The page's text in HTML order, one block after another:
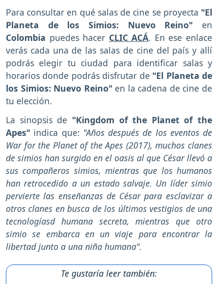
Para consultar en qué salas de cine se proyecta "El
Planeta de los Simios: Nuevo Reino" en
Colombia puedes hacer CLIC ACÁ. En ese enlace
verás cada una de las salas de cine del país y allí
podrás elegir tu ciudad para identificar salas y
horarios donde podrás disfrutar de "El Planeta de
los Simios: Nuevo Reino" en la cadena de cine de
tu elección.
La sinopsis de "Kingdom of the Planet of the
Apes" indica que: "Años después de los eventos de
War for the Planet of the Apes (2017), muchos clanes
de simios han surgido en el oasis al que César llevó a
sus compañeros simios, mientras que los humanos
han retrocedido a un estado salvaje. Un líder simio
pervierte las enseñanzas de César para esclavizar a
otros clanes en busca de los últimos vestigios de una
tecnologíasd humana secreta, mientras que otro
simio se embarca en un viaje para encontrar la
libertad junto a una niña humana".
Te gustaría leer también: